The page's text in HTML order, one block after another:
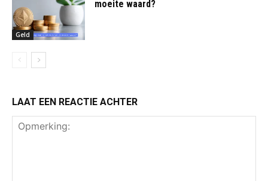
Geld
moeite waard?
LAAT EEN REACTIE ACHTER